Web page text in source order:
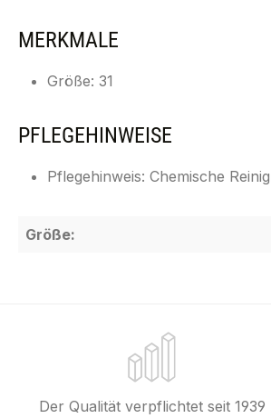
MERKMALE
Größe: 31
PFLEGEHINWEISE
Pflegehinweis: Chemische
Größe:
Der Qualität verpflichtet seit 1939